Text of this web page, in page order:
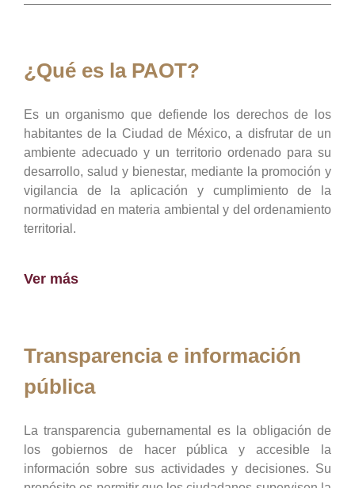
¿Qué es la PAOT?
Es un organismo que defiende los derechos de los
habitantes de la Ciudad de México, a disfrutar de un
ambiente adecuado y un territorio ordenado para su
desarrollo, salud y bienestar, mediante la promoción y
vigilancia de la aplicación y cumplimiento de la
normatividad en materia ambiental y del ordenamiento
territorial.
Ver más
Transparencia e información
pública
La transparencia gubernamental es la obligación de
los gobiernos de hacer pública y accesible la
información sobre sus actividades y decisiones. Su